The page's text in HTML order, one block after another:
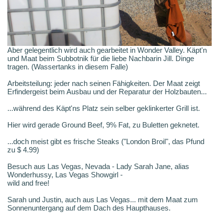
Aber gelegentlich wird auch gearbeitet in Wonder Valley. Käpt'n
und Maat beim Subbotnik für die liebe Nachbarin Jill. Dinge
tragen. (Wassertanks in diesem Falle)
Arbeitsteilung: jeder nach seinen Fähigkeiten. Der Maat zeigt
Erfindergeist beim Ausbau und der Reparatur der Holzbauten...
...während des Käpt'ns Platz sein selber geklinkerter Grill ist.
Hier wird gerade Ground Beef, 9% Fat, zu Buletten geknetet.
...doch meist gibt es frische Steaks ("London Broil", das Pfund
zu $ 4.99)
Besuch aus Las Vegas, Nevada - Lady Sarah Jane, alias
Wonderhussy, Las Vegas Showgirl -
wild and free!
Sarah und Justin, auch aus Las Vegas... mit dem Maat zum
Sonnenuntergang auf dem Dach des Haupthauses.